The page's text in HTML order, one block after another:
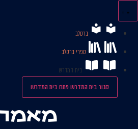
לתוכן
ברסלב
ספרי ברסלב
בית המדרש
סגור בית המדרשפתח בית המדרש